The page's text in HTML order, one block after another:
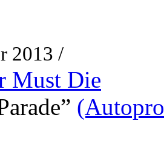
2013 /
Must Die